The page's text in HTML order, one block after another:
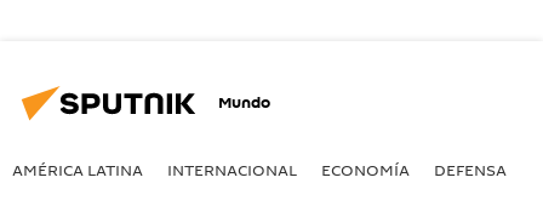
Mundo
AMÉRICA LATINA INTERNACIONAL ECONOMÍA DEFENSA